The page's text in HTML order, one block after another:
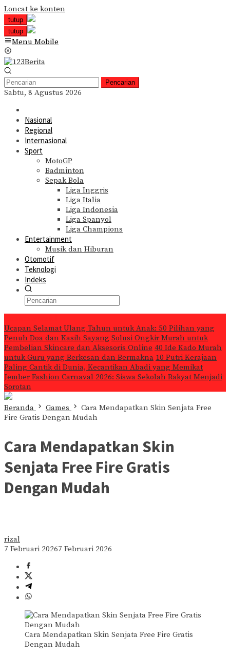
Loncat ke konten
tutup
tutup
Menu Mobile
Pencarian
Sabtu, 8 Agustus 2026
Nasional
Regional
Internasional
Sport
MotoGP
Badminton
Sepak Bola
Liga Inggris
Liga Italia
Liga Indonesia
Liga Spanyol
Liga Champions
Entertainment
Musik dan Hiburan
Otomotif
Teknologi
Indeks
Ucapan Selamat Ulang Tahun untuk Anak: 50 Pilihan yang
Penuh Doa dan Kasih Sayang Solusi Ongkir Murah untuk
Pembelian Skincare dan Aksesoris Online 40 Ide Kado Murah
untuk Guru yang Berkesan dan Bermakna 10 Putri Kerajaan
Paling Cantik di Dunia, Kecantikan Abadi yang Memikat
Jember Fashion Carnaval 2026: Siswa Sekolah Rakyat Menjadi
Sorotan
Beranda Games
Cara Mendapatkan Skin Senjata Free
Fire Gratis Dengan Mudah
Cara Mendapatkan Skin
Senjata Free Fire Gratis
Dengan Mudah
rizal
7 Februari 20267 Februari 2026
Cara Mendapatkan Skin Senjata Free Fire Gratis
Dengan Mudah